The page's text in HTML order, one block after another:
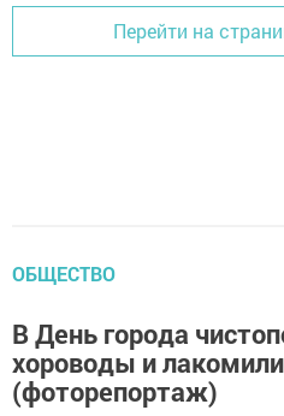
Перейти на
ОБЩЕСТВО
В День города
хороводы и
(фоторепортаж)